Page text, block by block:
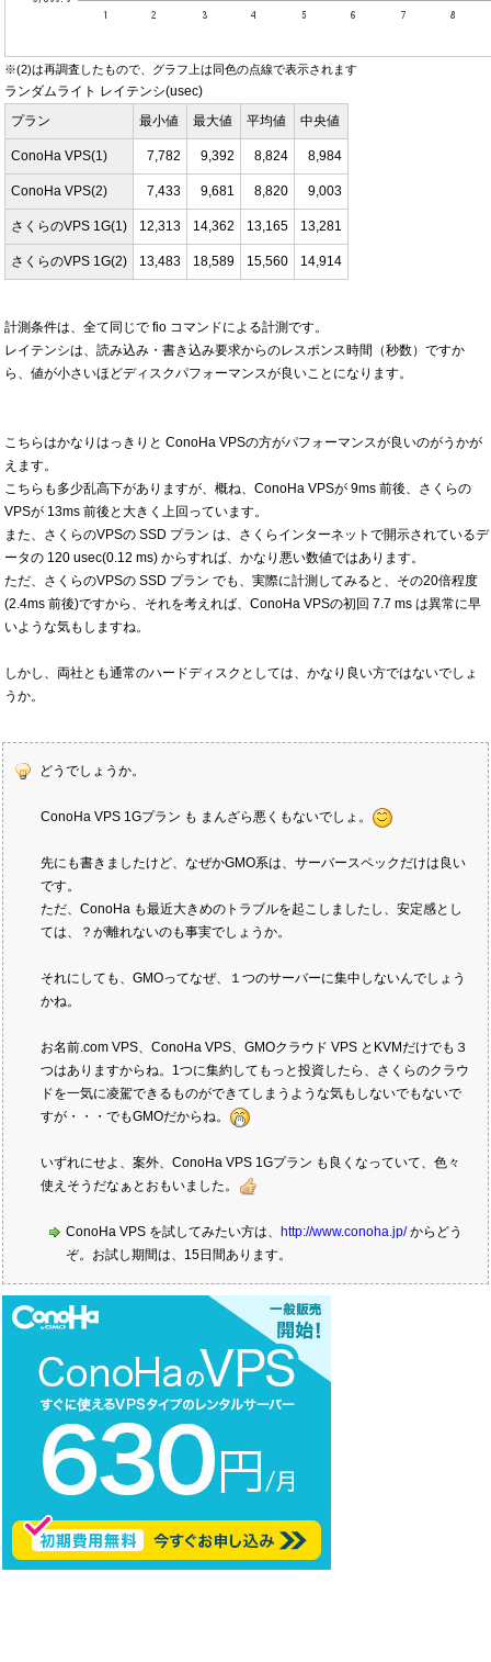
※(2)は再調査したもので、グラフ上は同色の点線で表示されます
ランダムライト レイテンシ(usec)
プラン
最小値 最大値 平均値 中央値
ConoHa VPS(1) 7,782 9,392 8,824 8,984
ConoHa VPS(2) 7,433 9,681 8,820 9,003
さくらのVPS 1G(1) 12,313 14,362 13,165 13,281
さくらのVPS 1G(2) 13,483 18,589 15,560 14,914
計測条件は、全て同じで fio コマンドによる計測です。
レイテンシは、読み込み・書き込み要求からのレスポンス時間（秒数）ですか
ら、値が小さいほどディスクパフォーマンスが良いことになります。
こちらはかなりはっきりと ConoHa VPSの方がパフォーマンスが良いのがうかが
えます。
こちらも多少乱高下がありますが、概ね、ConoHa VPSが 9ms 前後、さくらの
VPSが 13ms 前後と大きく上回っています。
また、さくらのVPSの SSD プラン は、さくらインターネットで開示されているデ
ータの 120 usec(0.12 ms) からすれば、かなり悪い数値ではあります。
ただ、さくらのVPSの SSD プラン でも、実際に計測してみると、その20倍程度
(2.4ms 前後)ですから、それを考えれば、ConoHa VPSの初回 7.7 ms は異常に早
いような気もしますね。
しかし、両社とも通常のハードディスクとしては、かなり良い方ではないでしょ
うか。
どうでしょうか。
ConoHa VPS 1Gプラン も まんざら悪くもないでしょ。
先にも書きましたけど、なぜかGMO系は、サーバースペックだけは良い
です。
ただ、ConoHa も最近大きめのトラブルを起こしましたし、安定感とし
ては、？が離れないのも事実でしょうか。
それにしても、GMOってなぜ、１つのサーバーに集中しないんでしょう
かね。
お名前.com VPS、ConoHa VPS、GMOクラウド VPS とKVMだけでも３
つはありますからね。1つに集約してもっと投資したら、さくらのクラウ
ドを一気に凌駕できるものができてしまうような気もしないでもないで
すが・・・でもGMOだからね。
いずれにせよ、案外、ConoHa VPS 1Gプラン も良くなっていて、色々
使えそうだなぁとおもいました。
ConoHa VPS を試してみたい方は、 http://www.conoha.jp/からどう
ぞ。お試し期間は、15日間あります。